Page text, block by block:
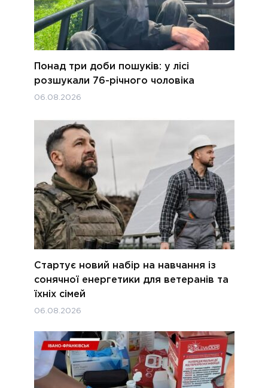
Понад три доби пошуків: у лісі
розшукали 76-річного чоловіка
06.08.2026
Стартує новий набір на навчання із
сонячної енергетики для ветеранів та
їхніх сімей
06.08.2026